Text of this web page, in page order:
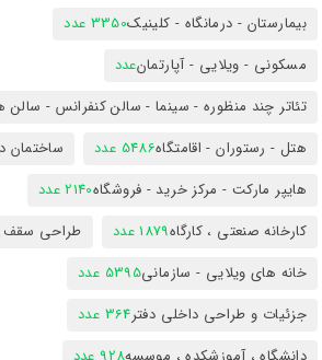
بیمارستان - درمانگاه - کلینیک3350 عدد
مسکونی - ویلایی - آپارتمانعدد
تئاتر چند منظوره - سینما - سالن کنفرانس - سالن
هتل - رستوران - اقامتگاه5486 عدد ساختمان
هایپر مارکت - مرکز خرید - فروشگاه2140 عدد
کارخانه صنعتی ، کارگاه1879 عدد طراحی سقف
خانه های ویلایی - سازمانی5395 عدد
جزئیات و طراحی داخلی دفتر364 عدد